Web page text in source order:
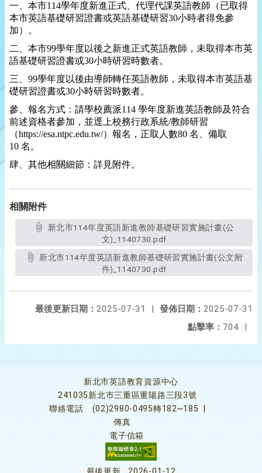
一、本市114學年度新進正式、代理代課英語教師（已取得
本市英語基礎研習證書或英語基礎研習30小時者得免參
加）。
二、本市99學年度以後之新進正式英語教師，未取得本市英
語基礎研習證書或30小時研習時數者。
三、 99學年度以後由導師轉任英語教師，未取得本市英語基
礎研習證書或30小時研習時數者。
參、報名方式：請學校薦派114 學年度新進英語教師及符合
前述資格者參加，並逕上校務行政系統/教師研習
（https://esa.ntpc.edu.tw/）報名，正取人數80 名、備取
10 名。
肆、其他相關細節：詳見附件。
相關附件
文)_1140730.pdf
件)_1140730.pdf
發佈日期： 2025-07-31
最後更新日期： 2025-07-31
|
點擊率： 704 |
新北市英語教育資源中心
241035新北市三重區重陽路三段3號
聯絡電話
(02)2980-0495轉182~185
傳真
電子信箱